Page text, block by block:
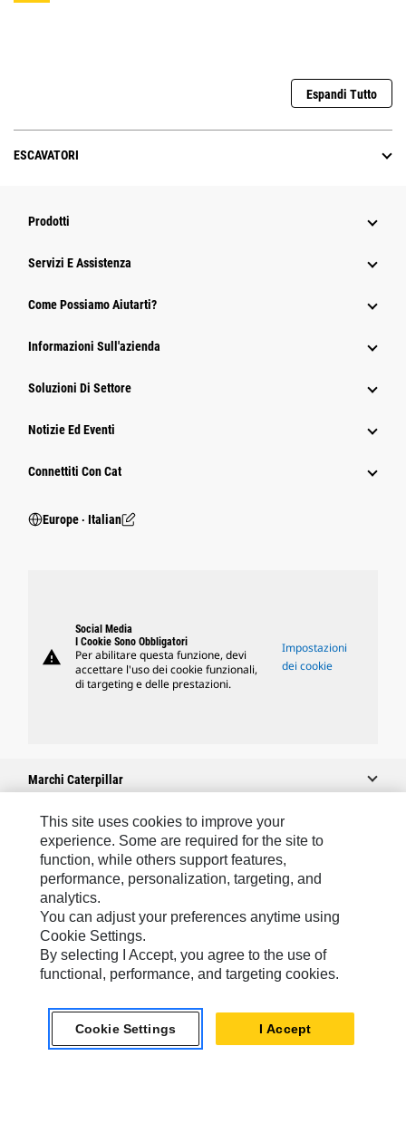
Espandi Tutto
ESCAVATORI
Prodotti
Servizi E Assistenza
Come Possiamo Aiutarti?
Informazioni Sull'azienda
Soluzioni Di Settore
Notizie Ed Eventi
Connettiti Con Cat
Europe ‧ Italian
warning
Social Media
I Cookie Sono Obbligatori
Per abilitare questa funzione, devi
accettare l'uso dei cookie funzionali,
di targeting e delle prestazioni.
Impostazioni
dei cookie
Marchi Caterpillar
Caterpillar.com
Contattate Caterpillar
Le Mie Preferenze Di Marketing
Mappa Del Sito
Cookie Settings
Tutela Della Privacy
This site uses cookies to improve your
experience. Some are required for the site to
function, while others support features,
performance, personalization, targeting, and
analytics.
You can adjust your preferences anytime using
Cookie Settings.
By selecting I Accept, you agree to the use of
functional, performance, and targeting cookies.
Cookie Settings I Accept